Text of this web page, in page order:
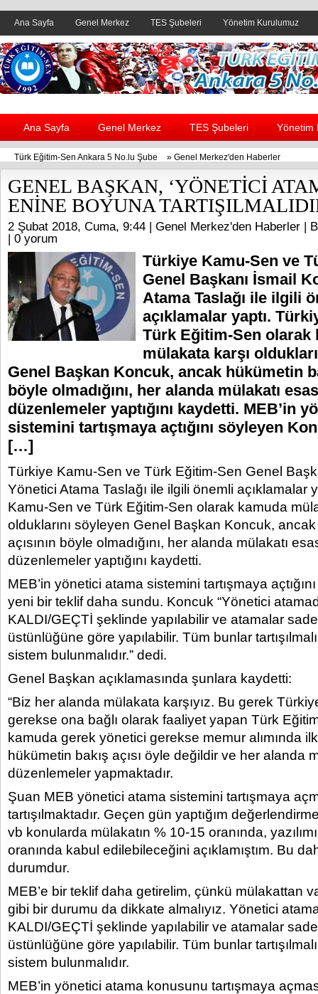
Ana Sayfa Genel Merkez TES Şubeleri Yönetim Kurulumuz
Header yanı reklam alanı
Ana Sayfa Genel Merkez TES Şubeleri Yönetim
Türk Eğitim-Sen Ankara 5 No.lu Şube » Genel Merkez'den Haberler
GENEL BAŞKAN, ‘YÖNETİCİ
ENİNE BOYUNA
2 Şubat 2018, Cuma, 9:44 | Genel Merkez'den Haberler |
| 0 yorum
Türkiye Kamu-Sen ve
Genel Başkanı İsmail
Atama Taslağı ile ilgili
açıklamalar yaptı.
Türk Eğitim-Sen olarak
mülakata karşı
Genel Başkan Koncuk, ancak hükümetin
böyle olmadığını, her alanda mülakatı
düzenlemeler yaptığını kaydetti. MEB’in
sistemini tartışmaya açtığını söyleyen
[…]
Türkiye Kamu-Sen ve Türk Eğitim-Sen Genel
Yönetici Atama Taslağı ile ilgili önemli açıklamalar
Kamu-Sen ve Türk Eğitim-Sen olarak kamuda
olduklarını söyleyen Genel Başkan Koncuk,
açısının böyle olmadığını, her alanda mülakatı
düzenlemeler yaptığını kaydetti.
MEB’in yönetici atama sistemini tartışmaya
yeni bir teklif daha sundu. Koncuk “Yönetici
KALDI/GEÇTİ şeklinde yapılabilir ve atamalar
üstünlüğüne göre yapılabilir. Tüm bunlar
sistem bulunmalıdır.” dedi.
Genel Başkan açıklamasında şunlara kaydetti:
“Biz her alanda mülakata karşıyız. Bu gerek
gerekse ona bağlı olarak faaliyet yapan Türk
kamuda gerek yönetici gerekse memur alımında
hükümetin bakış açısı öyle değildir ve her alanda
düzenlemeler yapmaktadır.
Şuan MEB yönetici atama sistemini tartışmaya
tartışılmaktadır. Geçen gün yaptığım
vb konularda mülakatın % 10-15 oranında,
oranında kabul edilebileceğini açıklamıştım. Bu
durumdur.
MEB’e bir teklif daha getirelim, çünkü mülakattan
gibi bir durumu da dikkate almalıyız. Yönetici
KALDI/GEÇTİ şeklinde yapılabilir ve atamalar
üstünlüğüne göre yapılabilir. Tüm bunlar
sistem bulunmalıdır.
MEB’in yönetici atama konusunu tartışmaya